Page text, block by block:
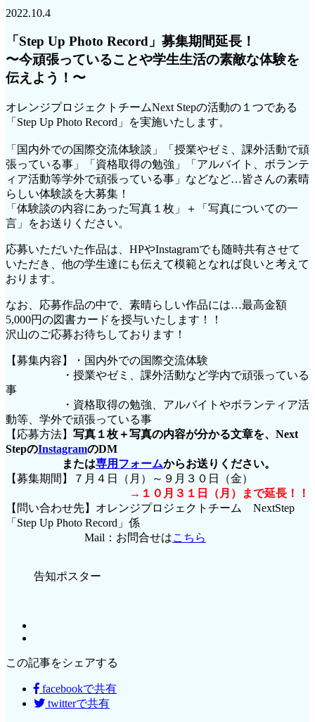
2022.10.4
「Step Up Photo Record」募集期間延長！
〜今頑張っていることや学生生活の素敵な体験を
伝えよう！〜
オレンジプロジェクトチームNext Stepの活動の１つである
「Step Up Photo Record」を実施いたします。
「国内外での国際交流体験談」「授業やゼミ、課外活動で頑
張っている事」「資格取得の勉強」「アルバイト、ボランテ
ィア活動等学外で頑張っている事」などなど…皆さんの素晴
らしい体験談を大募集！
「体験談の内容にあった写真１枚」＋「写真についての一
言」をお送りください。
応募いただいた作品は、HPやInstagramでも随時共有させて
いただき、他の学生達にも伝えて模範となれば良いと考えて
おります。
なお、応募作品の中で、素晴らしい作品には…最高金額
5,000円の図書カードを授与いたします！！
沢山のご応募お待ちしております！
【募集内容】・国内外での国際交流体験
・授業やゼミ、課外活動など学内で頑張っている
事
・資格取得の勉強、アルバイトやボランティア活
動等、学外で頑張っている事
【応募方法】 写真１枚＋写真の内容が分かる文章を、Next
StepのInstagramのDM
または専用フォームからお送りください。
【募集期間】７月４日（月）～９月３０日（金）
→１０月３１日（月）まで延長！！
【問い合わせ先】オレンジプロジェクトチーム NextStep
「Step Up Photo Record」係
Mail：お問合せはこちら
告知ポスター
この記事をシェアする
facebookで共有
twitterで共有